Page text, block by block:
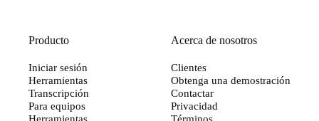
Producto
Iniciar sesión
Herramientas
Transcripción
Para equipos
Herramientas
Acerca de nosotros
Clientes
Obtenga una demostración
Contactar
Privacidad
Términos